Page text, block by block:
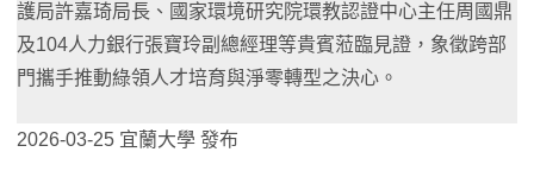
護局許嘉琦局長、國家環境研究院環教認證中心主任周國鼎
及104人力銀行張寶玲副總經理等貴賓蒞臨見證，象徵跨部
門攜手推動綠領人才培育與淨零轉型之決心。
2026-03-25 宜蘭大學 發布